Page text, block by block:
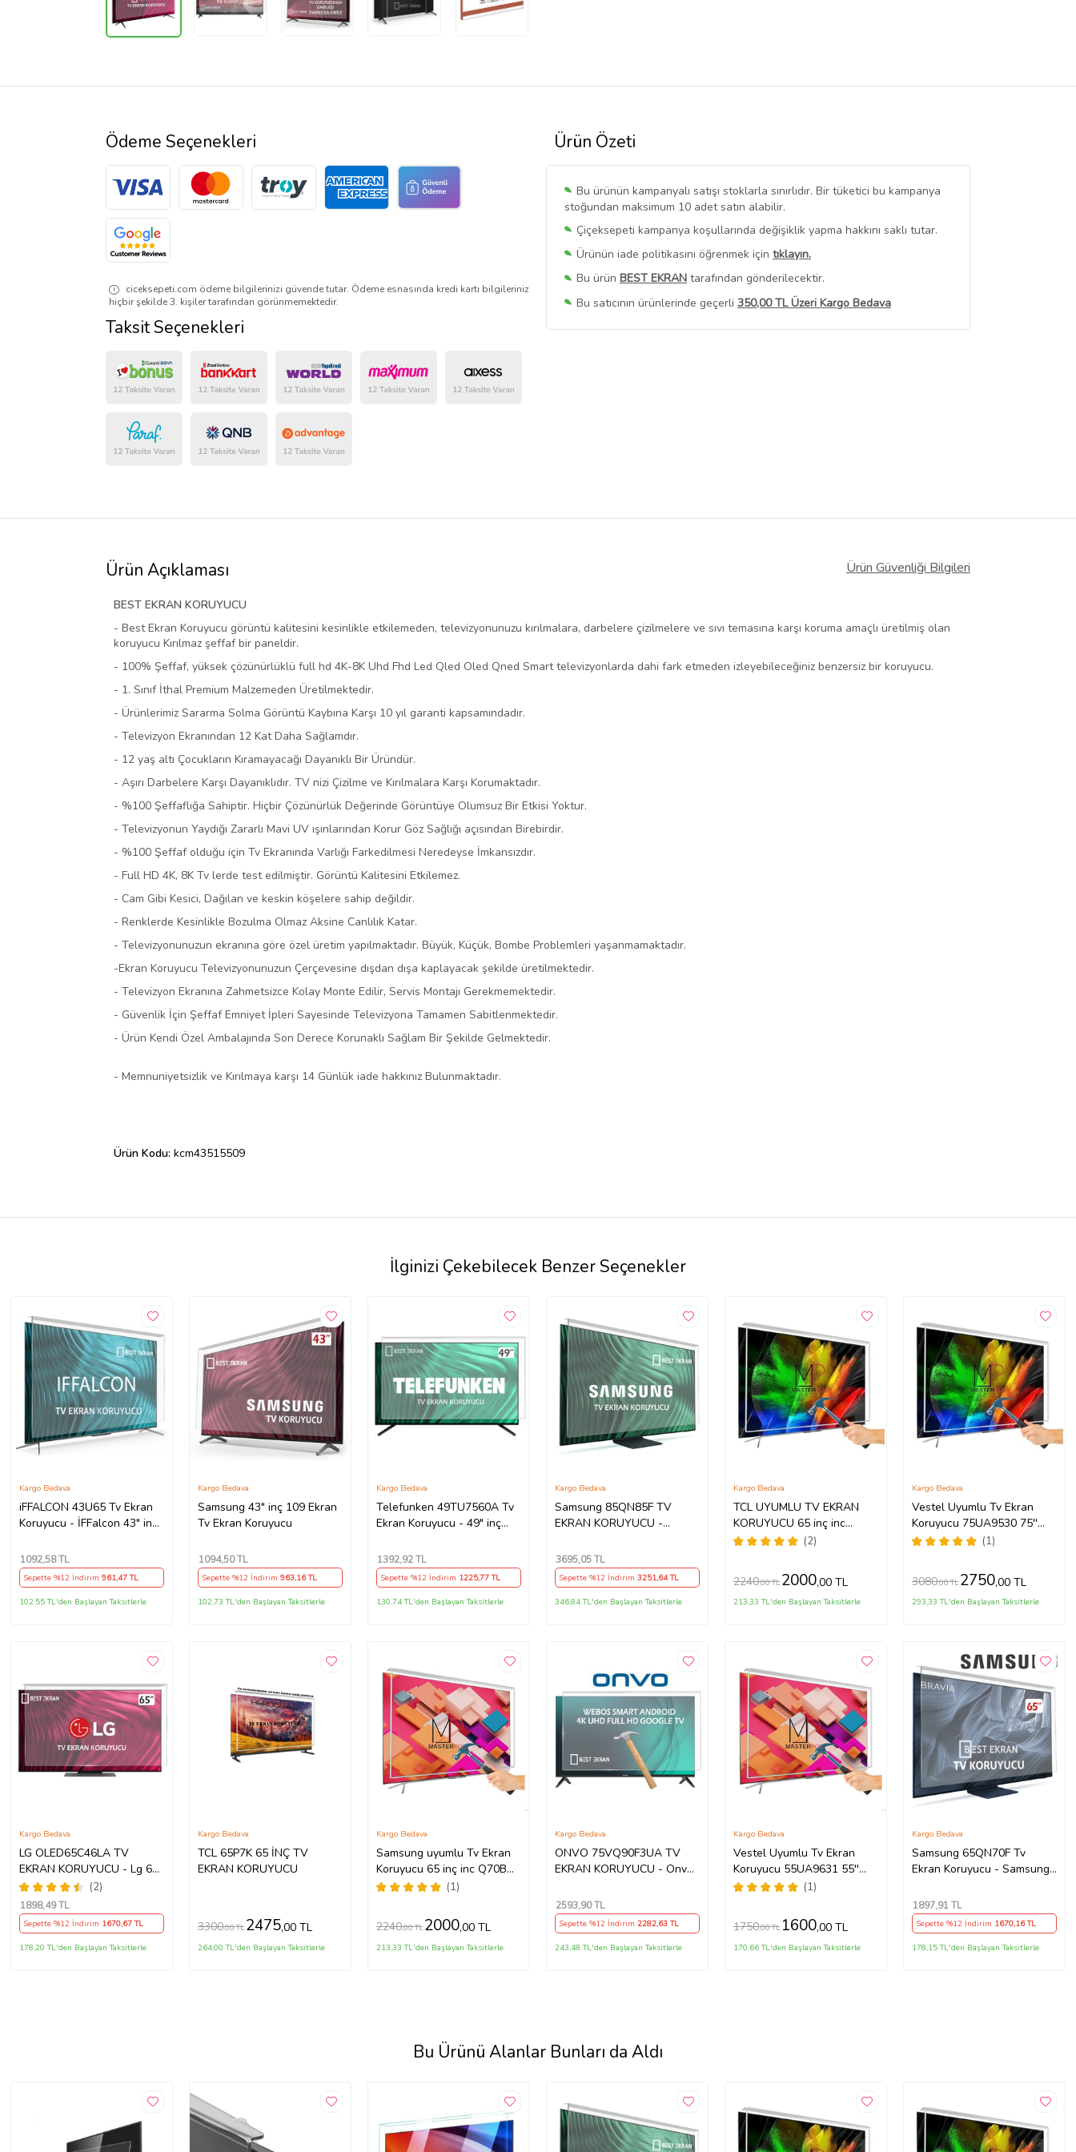
Ürün Özeti
Bu ürünün kampanyalı satışı stoklarla sınırlıdır. Bir tüketici bu kampanya
stoğundan maksimum 10 adet satın alabilir.
Çiçeksepeti kampanya koşullarında değişiklik yapma hakkını saklı tutar.
Ürünün iade politikasını öğrenmek için tıklayın.
Bu ürün BEST EKRAN tarafından gönderilecektir.
Bu satıcının ürünlerinde geçerli 350,00 TL Üzeri Kargo Bedava
Bu SatıcınınTüm Ürünlerini Görüntüle
Ödeme Seçenekleri
ciceksepeti.com ödeme bilgilerinizi güvende tutar. Ödeme esnasında kredi kartı bilgileriniz
hiçbir şekilde 3. kişiler tarafından görünmemektedir.
Taksit Seçenekleri
Ürün Açıklaması Ürün Güvenliği Bilgileri
BEST EKRAN KORUYUCU
- Best Ekran Koruyucu görüntü kalitesini kesinlikle etkilemeden, televizyonunuzu kırılmalara, darbelere çizilmelere ve sıvı temasına karşı koruma amaçlı üretilmiş olan
koruyucu Kırılmaz şeffaf bir paneldir.
- 100% Şeffaf, yüksek çözünürlüklü full hd 4K-8K Uhd Fhd Led Qled Oled Qned Smart televizyonlarda dahi fark etmeden izleyebileceğiniz benzersiz bir koruyucu.
- 1. Sınıf İthal Premium Malzemeden Üretilmektedir.
- Ürünlerimiz Sararma Solma Görüntü Kaybına Karşı 10 yıl garanti kapsamındadır.
- Televizyon Ekranından 12 Kat Daha Sağlamdır.
- 12 yaş altı Çocukların Kıramayacağı Dayanıklı Bir Üründür.
- Aşırı Darbelere Karşı Dayanıklıdır. TV nizi Çizilme ve Kırılmalara Karşı Korumaktadır.
- %100 Şeffaflığa Sahiptir. Hiçbir Çözünürlük Değerinde Görüntüye Olumsuz Bir Etkisi Yoktur.
- Televizyonun Yaydığı Zararlı Mavi UV ışınlarından Korur Göz Sağlığı açısından Birebirdir.
- %100 Şeffaf olduğu için Tv Ekranında Varlığı Farkedilmesi Neredeyse İmkansızdır.
- Full HD 4K, 8K Tv lerde test edilmiştir. Görüntü Kalitesini Etkilemez.
- Cam Gibi Kesici, Dağılan ve keskin köşelere sahip değildir.
- Renklerde Kesinlikle Bozulma Olmaz Aksine Canlılık Katar.
- Televizyonunuzun ekranına göre özel üretim yapılmaktadır. Büyük, Küçük, Bombe Problemleri yaşanmamaktadır.
-Ekran Koruyucu Televizyonunuzun Çerçevesine dışdan dışa kaplayacak şekilde üretilmektedir.
- Televizyon Ekranına Zahmetsizce Kolay Monte Edilir, Servis Montajı Gerekmemektedir.
- Güvenlik İçin Şeffaf Emniyet İpleri Sayesinde Televizyona Tamamen Sabitlenmektedir.
- Ürün Kendi Özel Ambalajında Son Derece Korunaklı Sağlam Bir Şekilde Gelmektedir.
- Memnuniyetsizlik ve Kırılmaya karşı 14 Günlük iade hakkınız Bulunmaktadır.
Ürün Kodu: kcm43515509
İlginizi Çekebilecek Benzer Seçenekler
iFFALCON 43U65 Tv Ekran
Koruyucu - İFFalcon 43" inç
Koruyucu
Kargo Bedava
1092,58 TL
Sepette %12 İndirim 961,47 TL
102,55 TL'den Başlayan Taksitlerle
Samsung 43" inç 109 Ekran
Tv Ekran Koruyucu
Kargo Bedava
1094,50 TL
Sepette %12 İndirim 963,16 TL
102,73 TL'den Başlayan Taksitlerle
Telefunken 49TU7560A Tv
Ekran Koruyucu - 49" inç
Paneli
Kargo Bedava
1392,92 TL
Sepette %12 İndirim 1225,77 TL
130,74 TL'den Başlayan Taksitlerle
Samsung 85QN85F TV
EKRAN KORUYUCU -
Ekran Tv ekran Koruyucu
QE85QN85FAUXTK
Kargo Bedava
3695,05 TL
Sepette %12 İndirim 3251,64 TL
346,84 TL'den Başlayan Taksitlerle
TCL UYUMLU TV EKRAN
KORUYUCU 65 inç inc
65C735 C735 TCL QLED 4K
(2)
Kargo Bedava
2240,00 TL 2000,00 TL
213,33 TL'den Başlayan Taksitlerle
Vestel Uyumlu Tv Ekran
Koruyucu 75UA9530 75''
189 Ekran 4K Smart Android
(1)
Kargo Bedava
3080,00 TL 2750,00 TL
293,33 TL'den Başlayan Taksitlerle
LG OLED65C46LA TV
EKRAN KORUYUCU - Lg 65"
inç 4k Oled Evo Ekran
Koruyucu
(2)
Kargo Bedava
1898,49 TL
Sepette %12 İndirim 1670,67 TL
178,20 TL'den Başlayan Taksitlerle
TCL 65P7K 65 İNÇ TV
EKRAN KORUYUCU
Kargo Bedava
3300,00 TL 2475,00 TL
264,00 TL'den Başlayan Taksitlerle
Samsung uyumlu Tv Ekran
Koruyucu 65 inç inc Q70B
QLED 4K Smart TV (2022)
(1)
Kargo Bedava
2240,00 TL 2000,00 TL
213,33 TL'den Başlayan Taksitlerle
ONVO 75VQ90F3UA TV
EKRAN KORUYUCU - Onvo
Şeffaf Koruma paneli
Kargo Bedava
2593,90 TL
Sepette %12 İndirim 2282,63 TL
243,48 TL'den Başlayan Taksitlerle
Vestel Uyumlu Tv Ekran
Koruyucu 55UA9631 55''
139 Ekran 4K Smart Android
(1)
Kargo Bedava
1750,00 TL 1600,00 TL
170,66 TL'den Başlayan Taksitlerle
Samsung 65QN70F Tv
Ekran Koruyucu - Samsung
KORUYUCU
QE65QN70FAUXTK
Kargo Bedava
1897,91 TL
Sepette %12 İndirim 1670,16 TL
178,15 TL'den Başlayan Taksitlerle
Bu Ürünü Alanlar Bunları da Aldı